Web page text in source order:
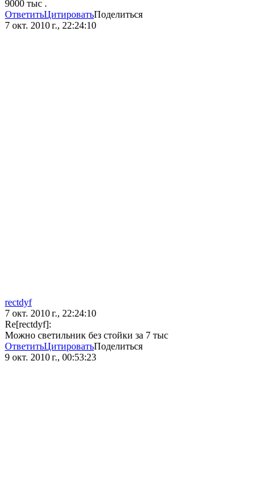
9000 тыс .
ОтветитьЦитироватьПоделиться
7 окт. 2010 г., 22:24:10
rectdyf
7 окт. 2010 г., 22:24:10
Re[rectdyf]:
Можно светильник без стойки за 7 тыс
ОтветитьЦитироватьПоделиться
9 окт. 2010 г., 00:53:23